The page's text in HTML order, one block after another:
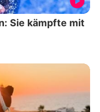
Sie kämpfte mit